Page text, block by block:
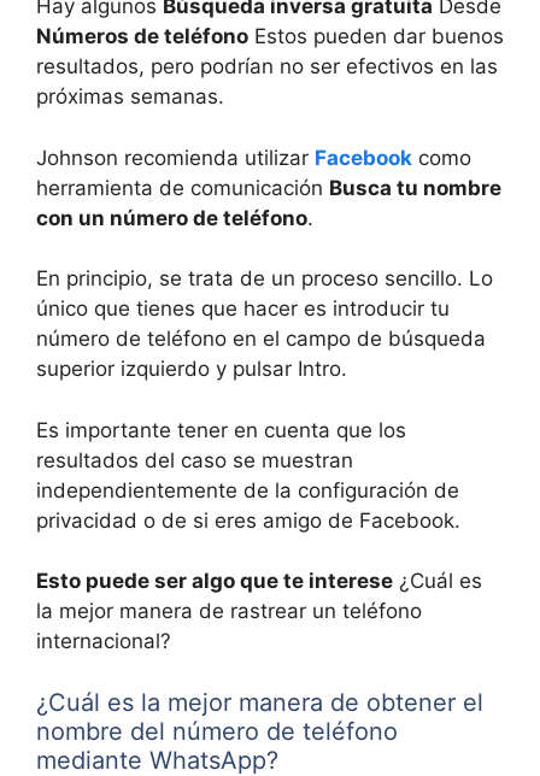
Hay algunos Búsqueda inversa gratuita Desde
Números de teléfono Estos pueden dar buenos
resultados, pero podrían no ser efectivos en las
próximas semanas.
Johnson recomienda utilizar Facebook como
herramienta de comunicación Busca tu nombre
con un número de teléfono.
En principio, se trata de un proceso sencillo. Lo
único que tienes que hacer es introducir tu
número de teléfono en el campo de búsqueda
superior izquierdo y pulsar Intro.
Es importante tener en cuenta que los
resultados del caso se muestran
independientemente de la configuración de
privacidad o de si eres amigo de Facebook.
Esto puede ser algo que te interese ¿Cuál es
la mejor manera de rastrear un teléfono
internacional?
¿Cuál es la mejor manera de obtener el
nombre del número de teléfono
mediante WhatsApp?